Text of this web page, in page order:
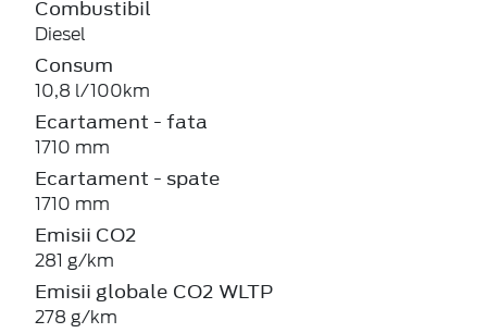
Combustibil
Diesel
Consum
10,8 l/100km
Ecartament - fata
1710 mm
Ecartament - spate
1710 mm
Emisii CO2
281 g/km
Emisii globale CO2 WLTP
278 g/km